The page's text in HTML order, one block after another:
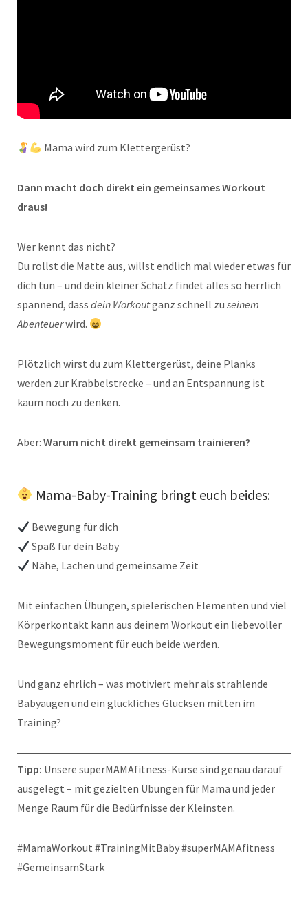
Mama wird zum Klettergerüst?
Dann macht doch direkt ein gemeinsames Workout
draus!
Wer kennt das nicht?
Du rollst die Matte aus, willst endlich mal wieder etwas für
dich tun – und dein kleiner Schatz findet alles so herrlich
spannend, dass dein Workoutganz schnell zu seinem
Abenteuerwird.
Plötzlich wirst du zum Klettergerüst, deine Planks
werden zur Krabbelstrecke – und an Entspannung ist
kaum noch zu denken.
Aber: Warum nicht direkt gemeinsam trainieren?
Mama-Baby-Training bringt euch beides:
Bewegung für dich
Spaß für dein Baby
Nähe, Lachen und gemeinsame Zeit
Mit einfachen Übungen, spielerischen Elementen und viel
Körperkontakt kann aus deinem Workout ein liebevoller
Bewegungsmoment für euch beide werden.
Und ganz ehrlich – was motiviert mehr als strahlende
Babyaugen und ein glückliches Glucksen mitten im
Training?
Tipp: Unsere superMAMAfitness-Kurse sind genau darauf
ausgelegt – mit gezielten Übungen für Mama und jeder
Menge Raum für die Bedürfnisse der Kleinsten.
#MamaWorkout #TrainingMitBaby #superMAMAfitness
#GemeinsamStark